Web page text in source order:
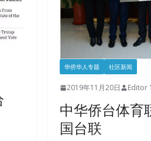
华侨华人专题 社区新闻
2019年11月20日 Editor
中华侨台体育
国台联